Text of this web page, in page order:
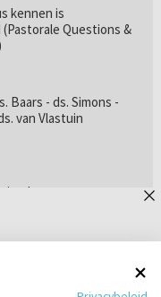
kennen is
Questions &
Baars - ds. Simons -
van Vlastuin
- Is